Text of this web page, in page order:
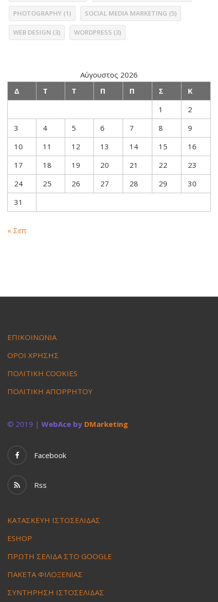
PHOTOGRAPHY (1) SOCIAL MEDIA MARKETING (5)
WEB DESIGN (3) WORDPRESS (3)
Αύγουστος 2026
Δ
Τ Τ Π Π Σ
Κ
1
2
3
4 5 6 7 8
9
10
11 12 13 14 15
16
17
18 19 20 21 22
23
24
25 26 27 28 29
30
31
« Σεπ
ΕΠΙΚΟΙΝΩΝΙΑ
ΟΡΟΙ ΧΡΗΣΗΣ
ΠΟΛΙΤΙΚΗ COOKIES
ΠΟΛΙΤΙΚΗ ΑΠΟΡΡΗΤΟΥ
© 2019 | WebAce by DMarketing
Facebook
Rss
ΚΑΤΑΣΚΕΥΗ ΙΣΤΟΣΕΛΙΔΑΣ
ESHOP
ΠΡΩΤΗ ΣΕΛΙΔΑ ΣΤΟ GOOGLE
ΠΑΚΕΤΑ ΦΙΛΟΞΕΝΙΑΣ
ΣΥΝΤΗΡΗΣΗ ΙΣΤΟΣΕΛΙΔΑΣ